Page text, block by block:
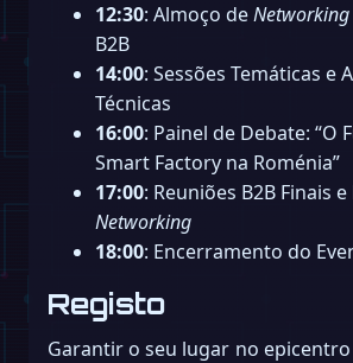
12:30: Almoço deNetworking
B2B
14:00: Sessões Temáticas e
Técnicas
16:00: Painel de Debate: “O
Smart Factory na Roménia”
17:00: Reuniões B2B Finais
Networking
18:00: Encerramento do
Registo
Garantir o seu lugar no